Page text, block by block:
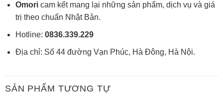
Omoricam kết mang lại những sản phẩm, dịch vụ và giá
trị theo chuẩn Nhật Bản.
Hotline: 0836.339.229
Địa chỉ: Số 44 đường Vạn Phúc, Hà Đông, Hà Nội.
SẢN PHẨM TƯƠNG TỰ